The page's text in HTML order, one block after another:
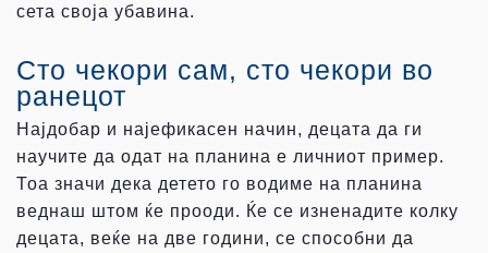
сета своја убавина.
Сто чекори сам, сто чекори во
ранецот
Најдобар и најефикасен начин, децата да ги
научите да одат на планина е личниот пример.
Тоа значи дека детето го водиме на планина
веднаш штом ќе прооди. Ќе се изненадите колку
децата, веќе на две години, се способни да